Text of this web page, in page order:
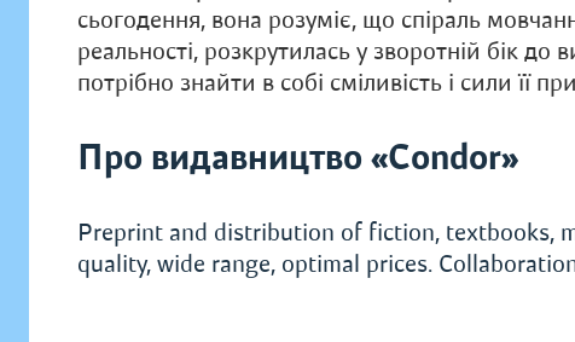
сьогодення, вона розуміє, що спіраль
реальності, розкрутилась у зворотній бік
потрібно знайти в собі сміливість і сили її
Про видавництво «Condor»
Preprint and distribution of fiction, textbooks,
quality, wide range, optimal prices.